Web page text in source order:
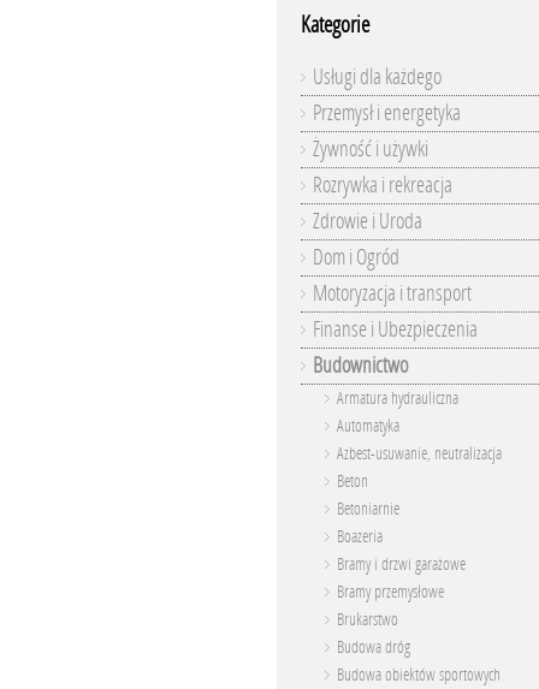
Kategorie
Usługi dla każdego
Przemysł i energetyka
Żywność i używki
Rozrywka i rekreacja
Zdrowie i Uroda
Dom i Ogród
Motoryzacja i transport
Finanse i Ubezpieczenia
Budownictwo
Armatura hydrauliczna
Automatyka
Azbest-usuwanie, neutralizacja
Beton
Betoniarnie
Boazeria
Bramy i drzwi garażowe
Bramy przemysłowe
Brukarstwo
Budowa dróg
Budowa obiektów sportowych